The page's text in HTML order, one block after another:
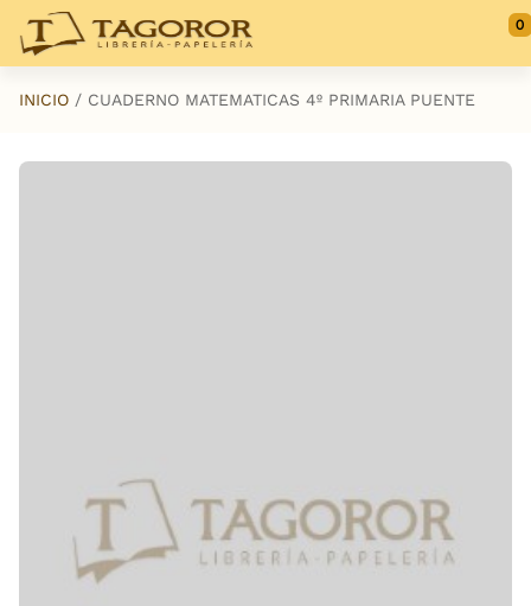
Saltar al contenido principal
0
INICIO CUADERNO MATEMATICAS 4º PRIMARIA PUENTE